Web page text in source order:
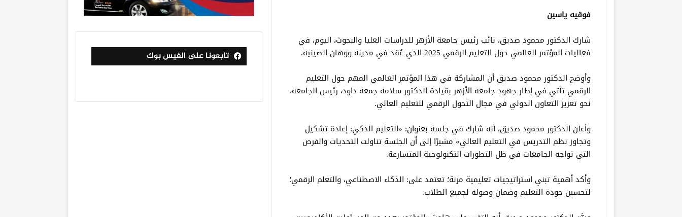
فوقيه ياسين
شارك الدكتور محمود صديق، نائب رئيس جامعة الأزهر للدراسات العليا والبحوث، اليوم، في
فعاليات المؤتمر العالمي حول التعليم الرقمي 2025 الذي عُقد في مدينة ووهان الصينية.
وأوضح الدكتور محمود صديق أن المشاركة في هذا المؤتمر العالمي المهم حول التعليم
الرقمي تأتي في إطار جهود جامعة الأزهر بقيادة الدكتور سلامة جمعة داود، رئيس الجامعة،
نحو تعزيز التعاون الدولي في مجال التحول الرقمي للتعليم العالي.
وأعلن الدكتور محمود صديق، أنه شارك في جلسة بعنوان: «التعليم الذكي: إعادة تشكيل
وتجاوز نظم التدريس في التعليم العالي» مشيرًا إلى أن الجلسة تناولت التحديات والفرص
التي تواجه الجامعات في ظل التطورات التكنولوجية المتسارعة.
وأكد أهمية تبني استراتيجيات تعليمية مرنة؛ تعتمد على: الذكاء الاصطناعي، والتعلم الرقمي؛
لتحسين جودة التعليم وضمان وصوله لجميع الطلاب.
تابعونا على الفيس بوك